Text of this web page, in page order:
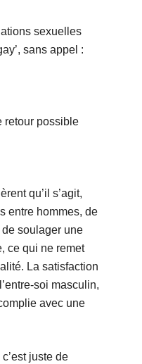
sexuelles
sans appel :
retour possible
qu’il s’agit,
entre hommes, de
de soulager une
ce qui ne remet
La satisfaction
soi masculin,
avec une
juste de